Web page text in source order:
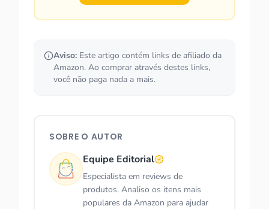
Aviso: Este artigo contém links de afiliado da
Amazon. Ao comprar através destes links,
você não paga nada a mais.
SOBRE O AUTOR
Equipe Editorial
Especialista em reviews de
produtos. Analiso os itens mais
populares da Amazon para ajudar